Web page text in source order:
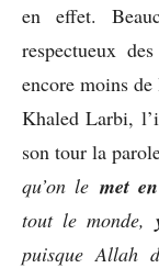
en effet.
respectueux des
encore moins
Khaled Larbi,
son tour la
qu’on le met
tout le monde,
puisque Allah